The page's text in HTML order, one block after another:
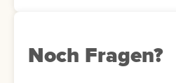
Noch Fragen?